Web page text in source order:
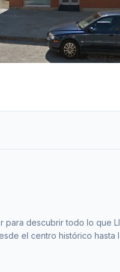
para descubrir todo lo que
el centro histórico hasta